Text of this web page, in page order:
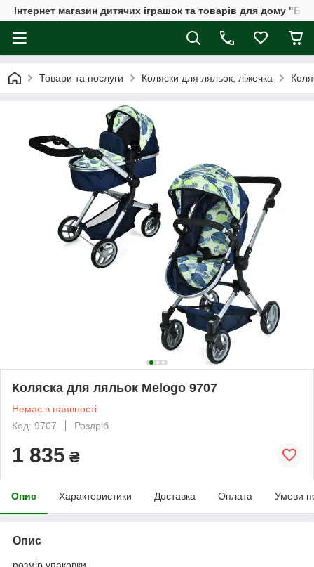
Інтернет магазин дитячих іграшок та товарів для дому
Товари та послуги Коляски для ляльок, ліжечка
Коляска для ляльок Melogo 9707
Немає в наявності
Код: 9707
Роздріб
1 835 ₴
Опис Характеристики Доставка Оплата Умови
Опис
розмір упаковки